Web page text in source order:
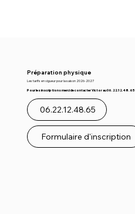
Préparation physique
Les tarifs en vigueur pour la saison 2026-2027
Pour les inscriptions merci de contacter Victor au 06.22.12.48.65
06.22.12.48.65
Formulaire d'inscription